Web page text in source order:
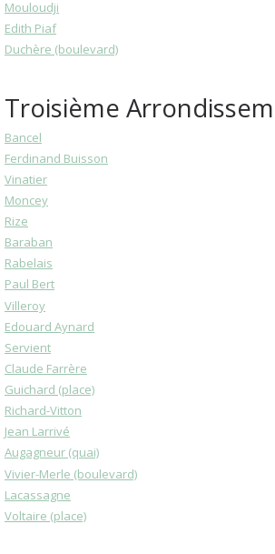
Mouloudji
Edith Piaf
Duchère (boulevard)
Troisième
Bancel
Ferdinand Buisson
Vinatier
Moncey
Rize
Baraban
Rabelais
Paul Bert
Villeroy
Edouard Aynard
Servient
Claude Farrère
Guichard (place)
Richard-Vitton
Jean Larrivé
Augagneur (quai)
Vivier-Merle (boulevard)
Lacassagne
Voltaire (place)